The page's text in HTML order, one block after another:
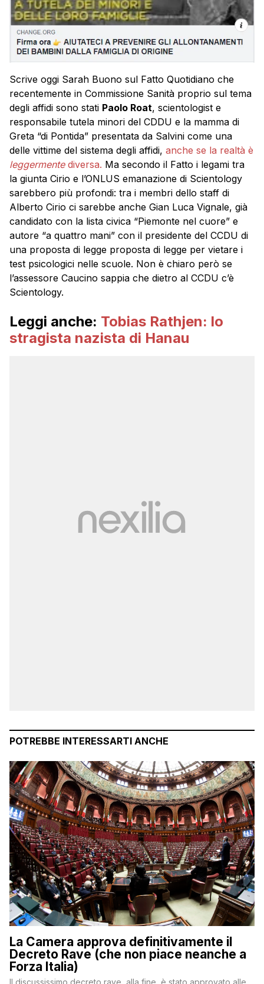
Scrive oggi Sarah Buono sul Fatto Quotidiano che
recentemente in Commissione Sanità proprio sul tema
degli affidi sono stati Paolo Roat, scientologist e
responsabile tutela minori del CDDU e la mamma di
Greta “di Pontida” presentata da Salvini come una
delle vittime del sistema degli affidi, anche se la realtà è
leggermentediversa. Ma secondo il Fatto i legami tra
la giunta Cirio e l’ONLUS emanazione di Scientology
sarebbero più profondi: tra i membri dello staff di
Alberto Cirio ci sarebbe anche Gian Luca Vignale, già
candidato con la lista civica “Piemonte nel cuore” e
autore “a quattro mani” con il presidente del CCDU di
una proposta di legge proposta di legge per vietare i
test psicologici nelle scuole. Non è chiaro però se
l’assessore Caucino sappia che dietro al CCDU c’è
Scientology.
Leggi anche: Tobias Rathjen: lo
stragista nazista di Hanau
POTREBBE INTERESSARTI ANCHE
La Camera approva definitivamente il
Decreto Rave (che non piace neanche a
Forza Italia)